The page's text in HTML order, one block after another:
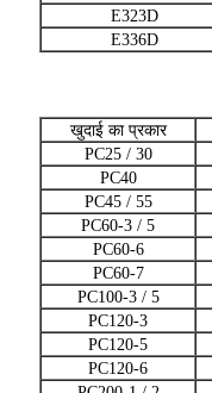
E323D
E336D
खुदाई का प्रकार
PC25 / 30
PC40
PC45 / 55
PC60-3 / 5
PC60-6
PC60-7
PC100-3 / 5
PC120-3
PC120-5
PC120-6